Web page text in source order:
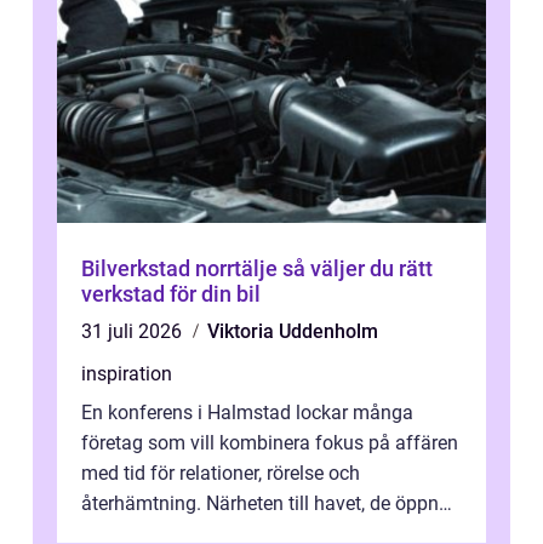
Bilverkstad norrtälje så väljer du rätt
verkstad för din bil
31 juli 2026
Viktoria Uddenholm
inspiration
En konferens i Halmstad lockar många
företag som vill kombinera fokus på affären
med tid för relationer, rörelse och
återhämtning. Närheten till havet, de öppna